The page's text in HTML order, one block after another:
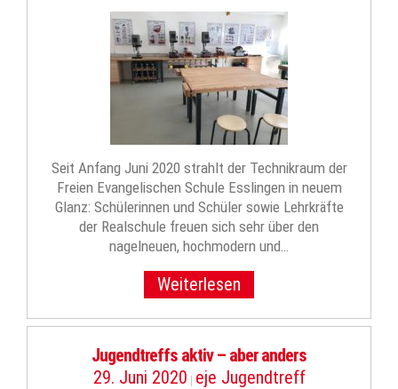
Seit Anfang Juni 2020 strahlt der Technikraum der
Freien Evangelischen Schule Esslingen in neuem
Glanz: Schülerinnen und Schüler sowie Lehrkräfte
der Realschule freuen sich sehr über den
nagelneuen, hochmodern und…
Weiterlesen
Jugendtreffs aktiv – aber anders
29. Juni 2020 | eje Jugendtreff